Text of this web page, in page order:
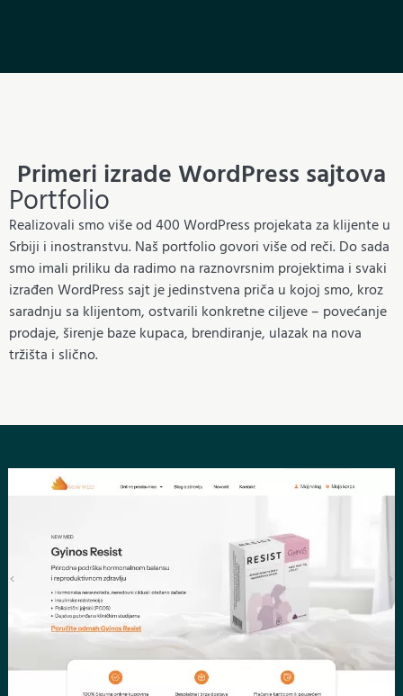
Primeri izrade WordPress sajtova
Portfolio
Realizovali smo više od 400 WordPress projekata za klijente u
Srbiji i inostranstvu. Naš portfolio govori više od reči. Do sada
smo imali priliku da radimo na raznovrsnim projektima i svaki
izrađen WordPress sajt je jedinstvena priča u kojoj smo, kroz
saradnju sa klijentom, ostvarili konkretne ciljeve – povećanje
prodaje, širenje baze kupaca, brendiranje, ulazak na nova
tržišta i slično.